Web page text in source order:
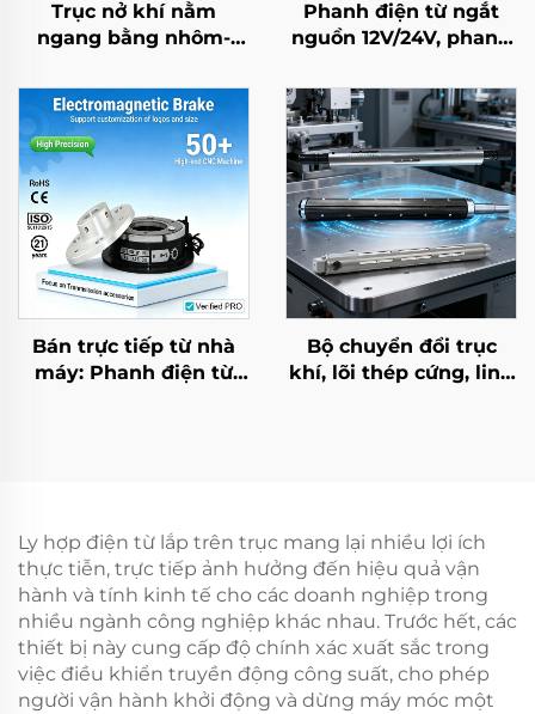
Trục nở khí nằm
ngang bằng nhôm-
máy đóng gói
Phanh điện từ ngắt
nguồn 12V/24V, phanh
kiện truyền động
Bán trực tiếp từ nhà
máy: Phanh điện từ
Bộ chuyển đổi trục
khí, lõi thép cứng, linh
Ly hợp điện từ lắp trên trục mang lại nhiều lợi ích
thực tiễn, trực tiếp ảnh hưởng đến hiệu quả vận
hành và tính kinh tế cho các doanh nghiệp trong
nhiều ngành công nghiệp khác nhau. Trước hết, các
thiết bị này cung cấp độ chính xác xuất sắc trong
việc điều khiển truyền động công suất, cho phép
người vận hành khởi động và dừng máy móc một